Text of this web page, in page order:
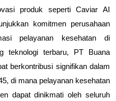
produk sepertiCaviar AI
komitmen perusahaan
pelayanan kesehatan di
teknologi terbaru, PT Buana
berkontribusi signifikan dalam
di mana pelayanan kesehatan
dapat dinikmati oleh seluruh